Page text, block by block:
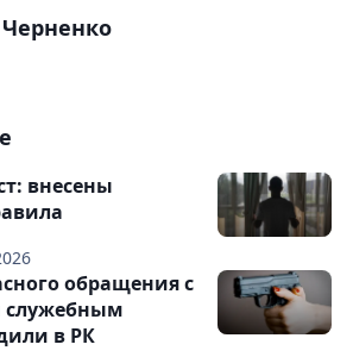
внесены
обращения с
служебным
в РК